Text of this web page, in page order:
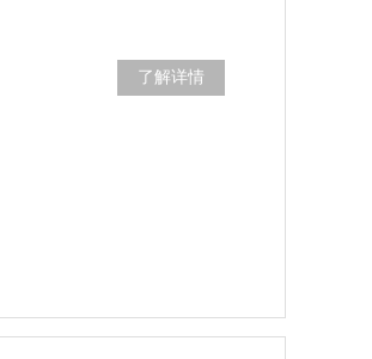
了解详情